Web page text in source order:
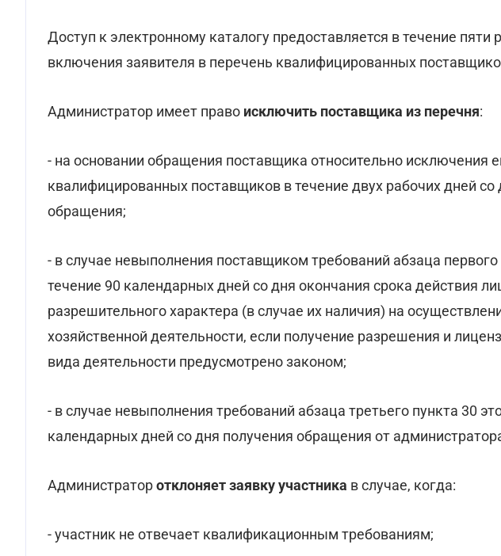
Доступ к электронному каталогу предоставляется в течение пяти
включения заявителя в перечень квалифицированных
Администратор имеет право исключить поставщика из перечня:
- на основании обращения поставщика относительно исключения
квалифицированных поставщиков в течение двух рабочих дней со
обращения;
- в случае невыполнения поставщиком требований абзаца
течение 90 календарных дней со дня окончания срока действия
разрешительного характера (в случае их наличия) на
хозяйственной деятельности, если получение разрешения и
вида деятельности предусмотрено законом;
- в случае невыполнения требований абзаца третьего пункта 30
календарных дней со дня получения обращения от
Администраторотклоняет заявку участника в случае, когда:
- участник не отвечает квалификационным требованиям;